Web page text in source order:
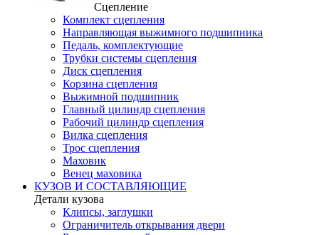
Сцепление
Комплект сцепления
Направляющая выжимного подшипника
Педаль, комплектующие
Трубки системы сцепления
Диск сцепления
Корзина сцепления
Выжимной подшипник
Главный цилиндр сцепления
Рабочий цилиндр сцепления
Вилка сцепления
Трос сцепления
Маховик
Венец маховика
КУЗОВ И СОСТАВЛЯЮЩИЕ
Детали кузова
Клипсы, заглушки
Ограничитель открывания двери